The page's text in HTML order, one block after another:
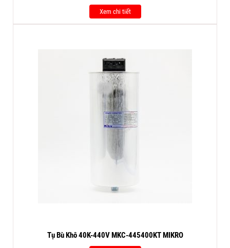
Xem chi tiết
Tụ Bù Khô 40K-440V MKC-445400KT MIKRO